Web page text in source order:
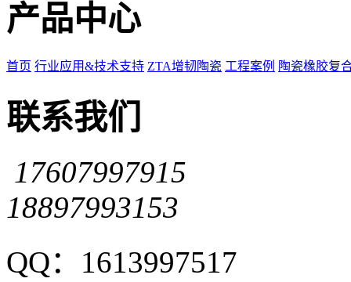
产品中心
首页 行业应用&技术支持 ZTA增韧陶瓷 工程案例 陶瓷橡胶复
联系我们
17607997915
18897993153
QQ：1613997517